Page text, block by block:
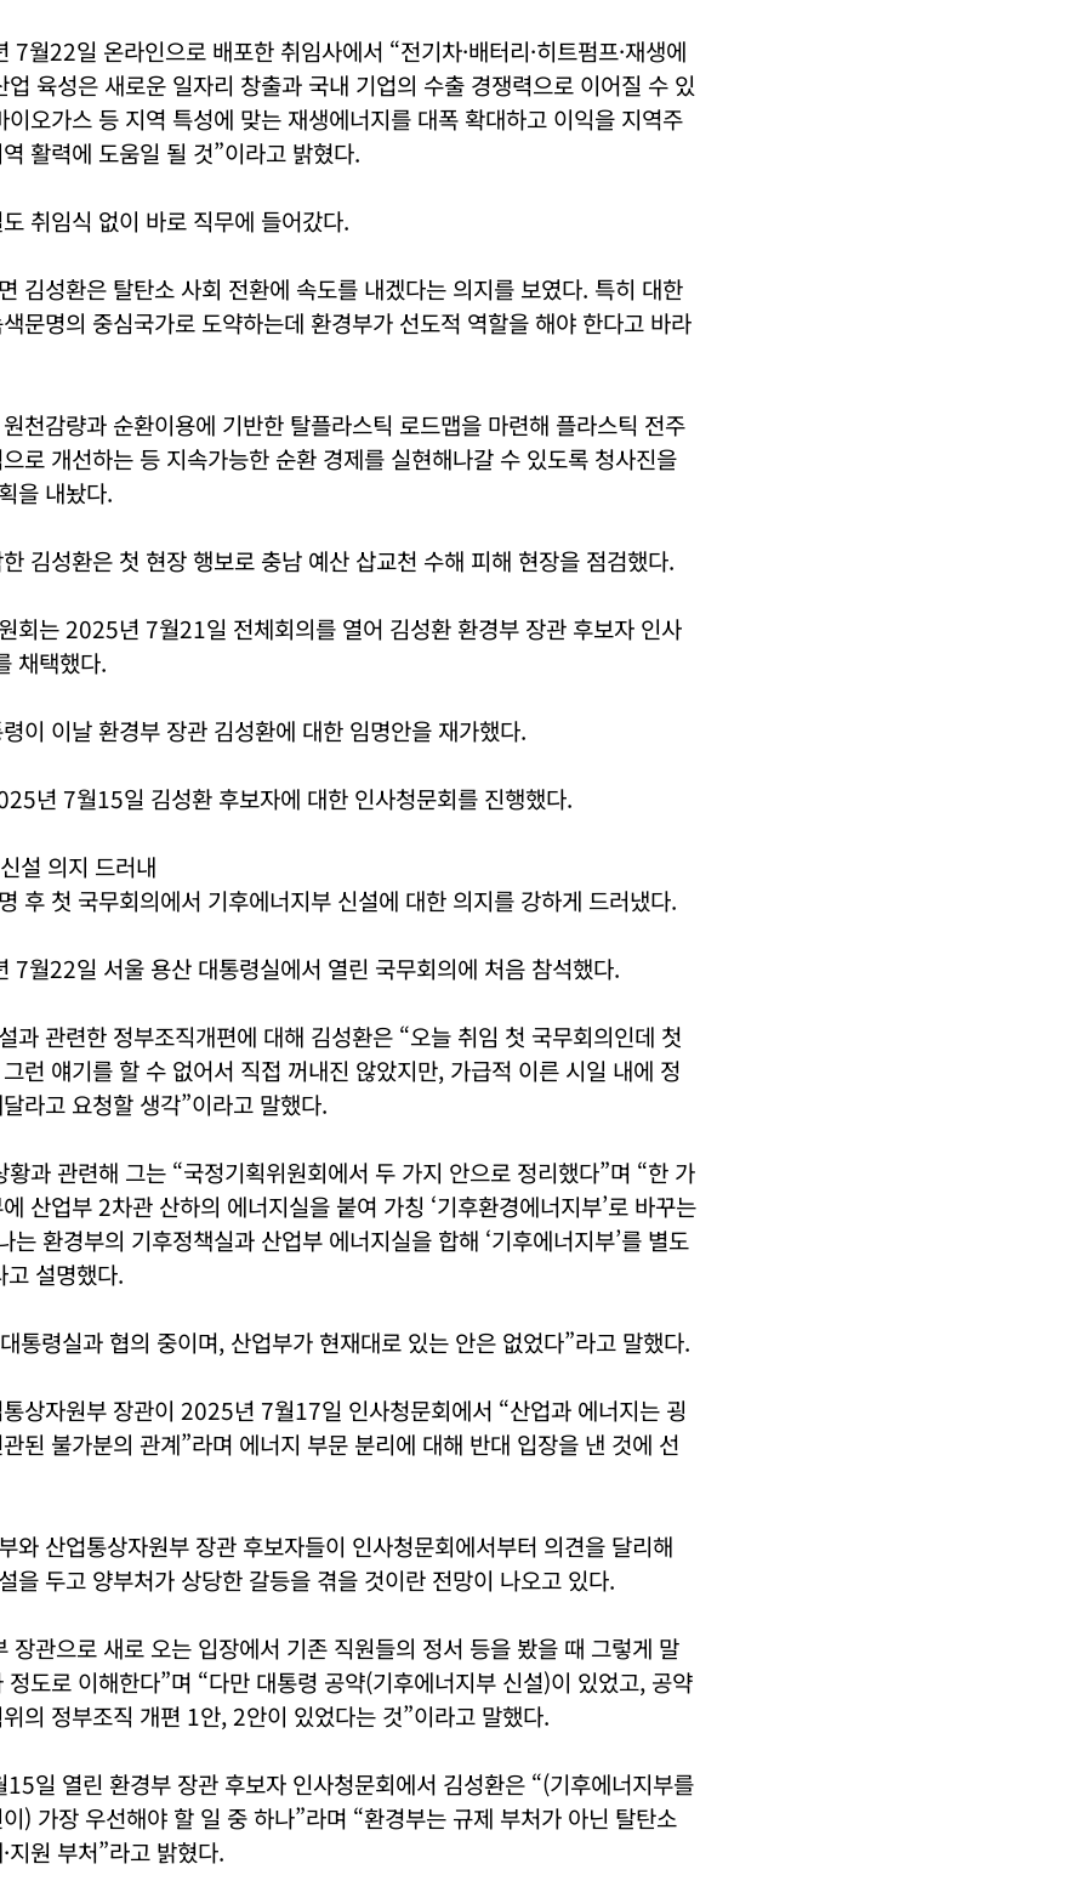
월22일 온라인으로 배포한 취임사에서 “전기차·배터리·히트펌프·재생에
육성은 새로운 일자리 창출과 국내 기업의 수출 경쟁력으로 이어질 수 있
이오가스 등 지역 특성에 맞는 재생에너지를 대폭 확대하고 이익을 지역주
활력에 도움일 될 것”이라고 밝혔다.
취임식 없이 바로 직무에 들어갔다.
김성환은 탈탄소 사회 전환에 속도를 내겠다는 의지를 보였다. 특히 대한
문명의 중심국가로 도약하는데 환경부가 선도적 역할을 해야 한다고 바라
천감량과 순환이용에 기반한 탈플라스틱 로드맵을 마련해 플라스틱 전주
로 개선하는 등 지속가능한 순환 경제를 실현해나갈 수 있도록 청사진을
을 내놨다.
김성환은 첫 현장 행보로 충남 예산 삽교천 수해 피해 현장을 점검했다.
회는 2025년 7월21일 전체회의를 열어 김성환 환경부 장관 후보자 인사
채택했다.
이 이날 환경부 장관 김성환에 대한 임명안을 재가했다.
년 7월15일 김성환 후보자에 대한 인사청문회를 진행했다.
설 의지 드러내
후 첫 국무회의에서 기후에너지부 신설에 대한 의지를 강하게 드러냈다.
7월22일 서울 용산 대통령실에서 열린 국무회의에 처음 참석했다.
과 관련한 정부조직개편에 대해 김성환은 “오늘 취임 첫 국무회의인데 첫
런 얘기를 할 수 없어서 직접 꺼내진 않았지만, 가급적 이른 시일 내에 정
라고 요청할 생각”이라고 말했다.
과 관련해 그는 “국정기획위원회에서 두 가지 안으로 정리했다”며 “한 가
산업부 2차관 산하의 에너지실을 붙여 가칭 ‘기후환경에너지부’로 바꾸는
는 환경부의 기후정책실과 산업부 에너지실을 합해 ‘기후에너지부’를 별도
고 설명했다.
통령실과 협의 중이며, 산업부가 현재대로 있는 안은 없었다”라고 말했다.
상자원부 장관이 2025년 7월17일 인사청문회에서 “산업과 에너지는 굉
된 불가분의 관계”라며 에너지 부문 분리에 대해 반대 입장을 낸 것에 선
와 산업통상자원부 장관 후보자들이 인사청문회에서부터 의견을 달리해
을 두고 양부처가 상당한 갈등을 겪을 것이란 전망이 나오고 있다.
장관으로 새로 오는 입장에서 기존 직원들의 정서 등을 봤을 때 그렇게 말
도로 이해한다”며 “다만 대통령 공약(기후에너지부 신설)이 있었고, 공약
의 정부조직 개편 1안, 2안이 있었다는 것”이라고 말했다.
일 열린 환경부 장관 후보자 인사청문회에서 김성환은 “(기후에너지부를
) 가장 우선해야 할 일 중 하나”라며 “환경부는 규제 부처가 아닌 탈탄소
지원 부처”라고 밝혔다.